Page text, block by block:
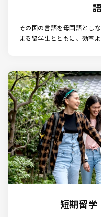
その国の言語を母国語とし
まる留学生とともに、効率
短期留学